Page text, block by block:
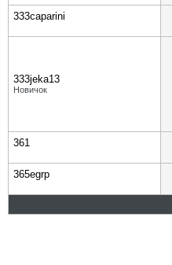
333caparini
333jeka13
Новичок
361
365egrp